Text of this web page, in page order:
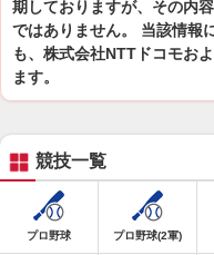
期しておりますが、その内
ではありません。 当該情報
も、株式会社NTTドコモお
ます。
競技一覧
プロ野球 プロ野球(2軍)